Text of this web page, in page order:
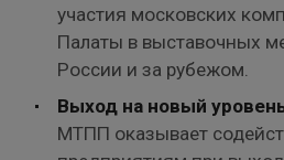
участия московских
Палаты в выставочных
России и за рубежом.
Выход на новый
МТПП оказывает